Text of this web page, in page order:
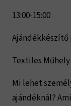
13:00-15:00
Textiles Műhely
Mi lehet
ajándéknál?